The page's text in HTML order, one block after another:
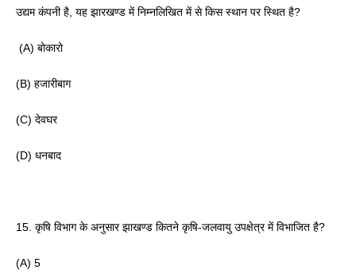
उद्यम कंपनी है, यह झारखण्ड में निम्नलिखित में से किस स्थान पर स्थित है?
(A) बोकारो
(B) हजारीबाग
(C) देवघर
(D) धनबाद
15. कृषि विभाग के अनुसार झाखण्ड कितने कृषि-जलवायु उपक्षेत्र में विभाजित है?
(A) 5